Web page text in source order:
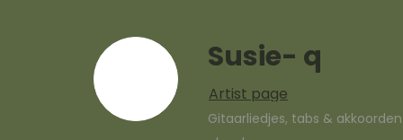
Susie- q
Artist page
Gitaarliedjes, tabs &